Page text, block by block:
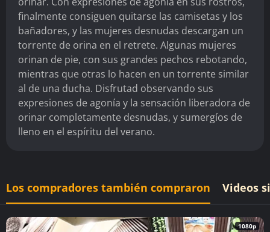
finalmente consiguen quitarse las camisetas y los
bañadores, y las mujeres desnudas descargan un
torrente de orina en el retrete. Algunas mujeres
orinan de pie, con sus grandes pechos rebotando,
mientras que otras lo hacen en un torrente similar
al de una ducha. Disfrutad observando sus
expresiones de agonía y la sensación liberadora de
orinar completamente desnudas, y sumergíos de
lleno en el espíritu del verano.
Los compradores también compraron Videos
1080p